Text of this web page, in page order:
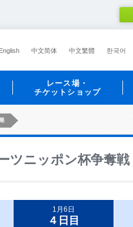
English 中文简体 中文繁體 한국어
レース場・
チケットショップ
ツニッポン杯争奪戦
1月6日
４日目